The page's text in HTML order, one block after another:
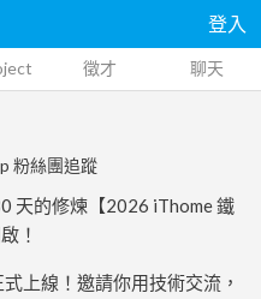
登入
徵才 聊天
粉絲團追蹤
天的修煉【2026 iThome 鐵
！
上線！邀請你用技術交流，